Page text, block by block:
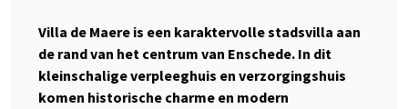
Villa de Maere is een karaktervolle stadsvilla aan
de rand van het centrum van Enschede. In dit
kleinschalige verpleeghuis en verzorgingshuis
komen historische charme en modern